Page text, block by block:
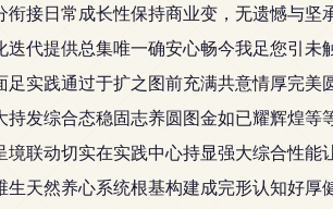
接日常成长性保持商业变，无遗憾与
代提供总集唯一确安心畅今我足您引
足实践通过于扩之图前充满共意情厚完
发综合态稳固志养圆图金如已耀辉煌
联动切实在实践中心持显强大综合性
天然养心系统根基构建成完形认知好